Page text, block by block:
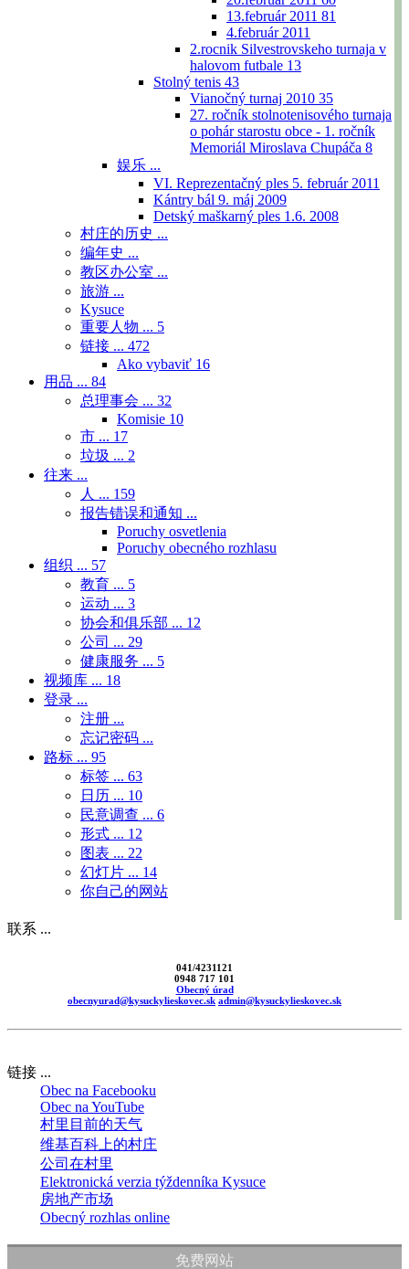
13.február 2011 81
4.február 2011
2.rocnik Silvestrovskeho turnaja v
halovom futbale 13
Stolný tenis 43
Vianočný turnaj 2010 35
27. ročník stolnotenisového turnaja
o pohár starostu obce - 1. ročník
Memoriál Miroslava Chupáča 8
娱乐 ...
VI. Reprezentačný ples 5. február 2011
Kántry bál 9. máj 2009
Detský maškarný ples 1.6. 2008
村庄的历史 ...
编年史 ...
教区办公室 ...
旅游 ...
Kysuce
重要人物 ... 5
链接 ... 472
Ako vybaviť 16
用品 ... 84
总理事会 ... 32
Komisie 10
市 ... 17
垃圾 ... 2
往来 ...
人 ... 159
报告错误和通知 ...
Poruchy osvetlenia
Poruchy obecného rozhlasu
组织 ... 57
教育 ... 5
运动 ... 3
协会和俱乐部 ... 12
公司 ... 29
健康服务 ... 5
视频库 ... 18
登录 ...
注册 ...
忘记密码 ...
路标 ... 95
标签 ... 63
日历 ... 10
民意调查 ... 6
形式 ... 12
图表 ... 22
幻灯片 ... 14
你自己的网站
联系 ...
041/4231121
0948 717 101
Obecný úrad
obecnyurad@kysuckylieskovec.sk admin@kysuckylieskovec.sk
链接 ...
Obec na Facebooku
Obec na YouTube
村里目前的天气
维基百科上的村庄
公司在村里
Elektronická verzia týždenníka Kysuce
房地产市场
Obecný rozhlas online
免费网站